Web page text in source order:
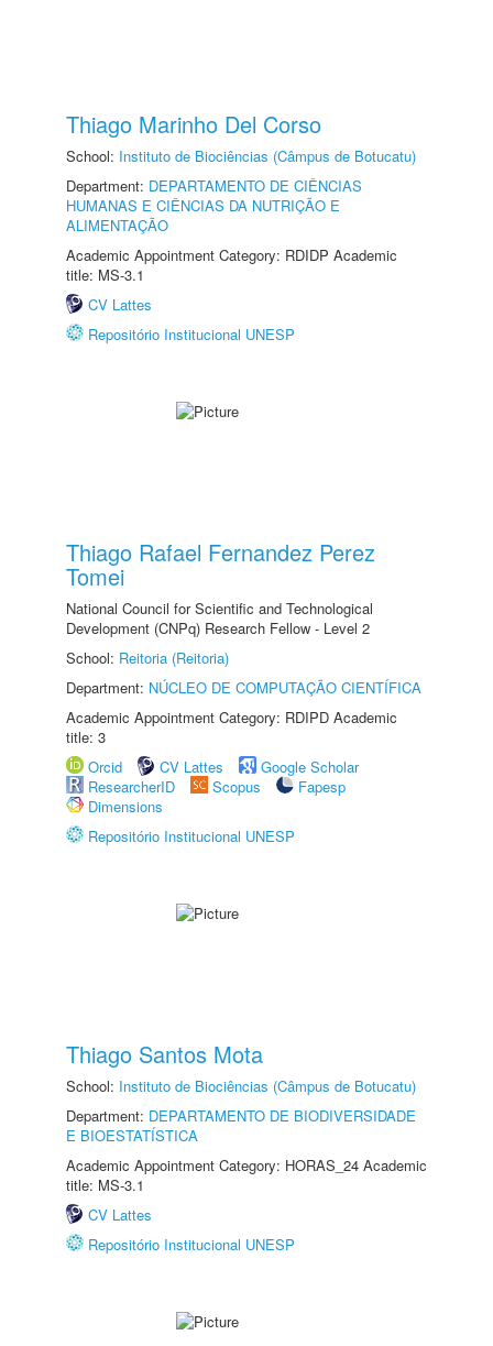
Thiago Marinho Del Corso
School: Instituto de Biociências (Câmpus de Botucatu)
Department: DEPARTAMENTO DE CIÊNCIAS
HUMANAS E CIÊNCIAS DA NUTRIÇÃO E
ALIMENTAÇÃO
Academic Appointment Category: RDIDP Academic
title: MS-3.1
CV Lattes
Repositório Institucional UNESP
Thiago Rafael Fernandez Perez
Tomei
National Council for Scientific and Technological
Development (CNPq) Research Fellow - Level 2
School: Reitoria (Reitoria)
Department: NÚCLEO DE COMPUTAÇÃO CIENTÍFICA
Academic Appointment Category: RDIPD Academic
title: 3
Orcid
CV Lattes
Google Scholar
ResearcherID
Scopus
Fapesp
Dimensions
Repositório Institucional UNESP
Thiago Santos Mota
School: Instituto de Biociências (Câmpus de Botucatu)
Department: DEPARTAMENTO DE BIODIVERSIDADE
E BIOESTATÍSTICA
Academic Appointment Category: HORAS_24 Academic
title: MS-3.1
CV Lattes
Repositório Institucional UNESP